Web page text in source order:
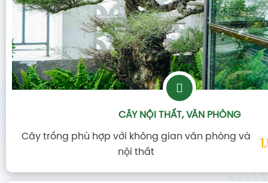
CÂY NỘI THẤT, VĂN PHÒNG
Cây trồng phù hợp với không gian văn phòng và
nội thất